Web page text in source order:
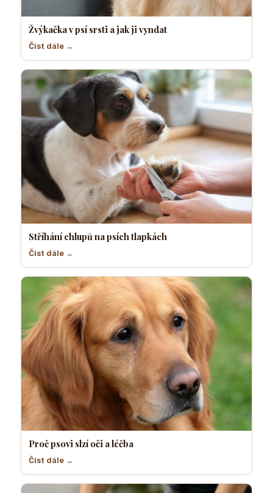
Žvýkačka v psí srsti a jak ji vyndat
Číst dále →
Stříhání chlupů na psích tlapkách
Číst dále →
Proč psovi slzí oči a léčba
Číst dále →